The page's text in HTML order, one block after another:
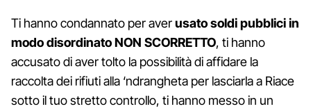
Ti hanno condannato per averusato soldi pubblici in
modo disordinato NON SCORRETTO, ti hanno
accusato di aver tolto la possibilità di affidare la
raccolta dei rifiuti alla ‘ndrangheta per lasciarla a Riace
sotto il tuo stretto controllo, ti hanno messo in un